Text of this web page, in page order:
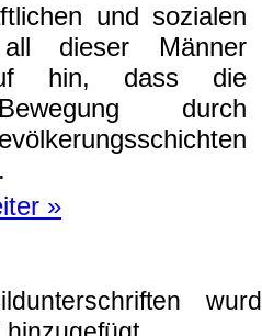
und sozialen
all dieser Männer
hin, dass die
durch
»